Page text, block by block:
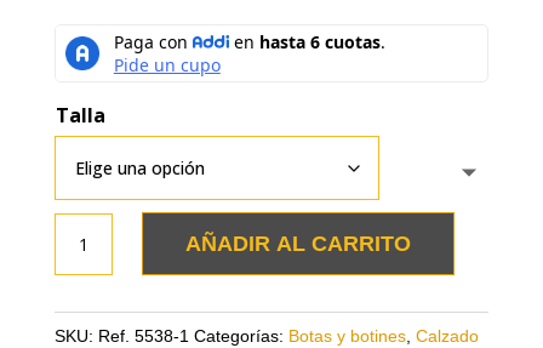
Talla
dorado
AÑADIR AL CARRITO
SKU: Ref. 5538-1 Categorías: Botas y botines, Calzado